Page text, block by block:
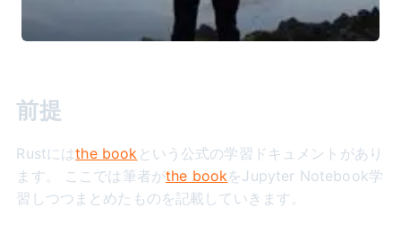
前提
Rustにはthe book という公式の学習ドキュメントがあり
ます。 ここでは筆者がthe bookをJupyter Notebook学
習しつつまとめたものを記載していきます。